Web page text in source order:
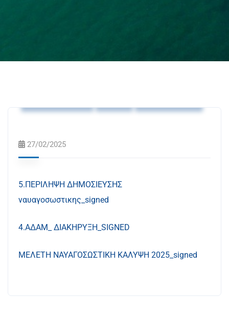
27/02/2025
5.ΠΕΡΙΛΗΨΗ ΔΗΜΟΣΙΕΥΣΗΣ
ναυαγοσωστικης_signed
4.ΑΔΑΜ_ ΔΙΑΚΗΡΥΞΗ_SIGNED
ΜΕΛΕΤΗ ΝΑΥΑΓΟΣΩΣΤΙΚΗ ΚΑΛΥΨΗ 2025_signed